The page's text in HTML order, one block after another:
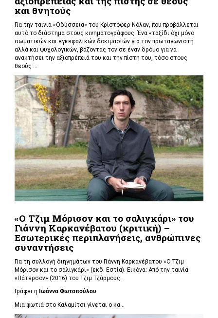
και θνητούς
Για την ταινία «Οδύσσεια» του Κρίστοφερ Νόλαν,που προβάλλεται
αυτό το διάστημα στους κινηματογράφους. Ένα «ταξίδι όχι μόνο
σωματικών και εγκεφαλικών δοκιμασιών για τον πρωταγωνιστή
αλλά και ψυχολογικών, βάζοντας τον σε έναν δρόμο για να
ανακτήσει την αξιοπρέπειά του και την πίστη του, τόσο στους
θεούς ...
«Ο Τζιμ Μόρισον και το σαλιγκάρι» του
Γιάννη Καρκανέβατου (κριτική) –
Εσωτερικές περιπλανήσεις, ανθρώπινες
συναντήσεις
Για τη συλλογή διηγημάτων του Γιάννη Καρκανέβατου «Ο Τζιμ
Μόρισον και το σαλιγκάρι» (εκδ. Εστία). Εικόνα: Από την ταινία
«Πάτερσον» (2016) του Τζιμ Τζάρμους.
Γράφει η Ιωάννα Φωτοπούλου
Μια φωτιά στο Καλαμίτσι γίνεται ο κα...